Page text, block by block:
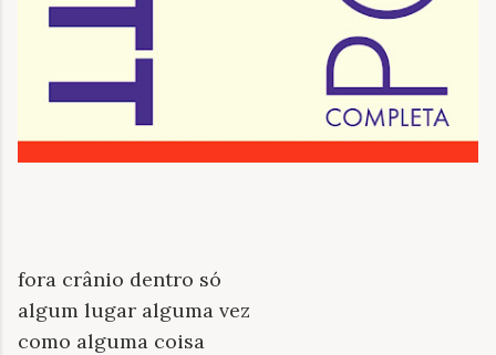
fora crânio dentro só
algum lugar alguma vez
como alguma coisa